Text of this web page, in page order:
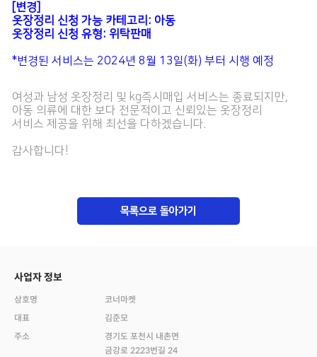
[변경]
옷장정리 신청 가능 카테고리: 아동
옷장정리 신청 유형: 위탁판매
*변경된 서비스는 2024년 8월 13일(화) 부터 시행 예정
여성과 남성 옷장정리 및 kg즉시매입 서비스는 종료되지만,
아동 의류에 대한 보다 전문적이고 신뢰있는 옷장정리
서비스 제공을 위해 최선을 다하겠습니다.
감사합니다!
목록으로 돌아가기
사업자 정보
상호명
코너마켓
대표
김준모
주소
경기도 포천시 내촌면
금강로 2223번길 24